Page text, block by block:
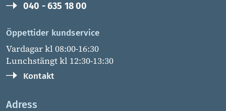
040 - 635 18 00
Öppettider kundservice
Vardagar kl 08:00-16:30
Lunchstängt kl 12:30-13:30
Kontakt
Adress